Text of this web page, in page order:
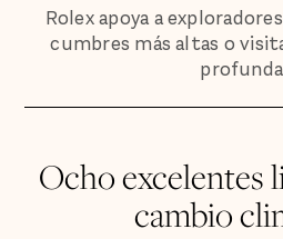
Rolex apoya a
cumbres más altas o
Ocho excelentes
cambio